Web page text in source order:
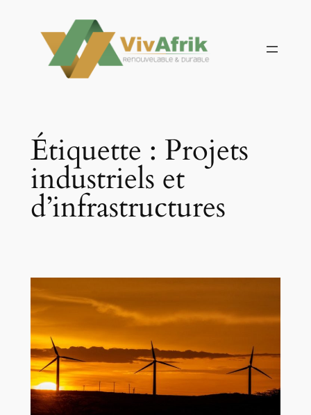
contenu
Étiquette : Projets
industriels et
d’infrastructures